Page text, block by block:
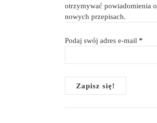
otrzymywać powiadomienia o
nowych przepisach.
Podaj swój adres e-mail*